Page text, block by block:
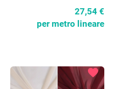
27,54 €
per metro lineare
favorite